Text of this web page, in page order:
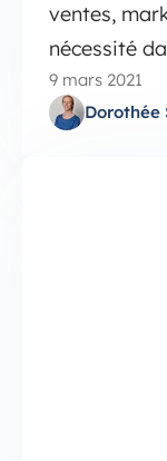
ventes,
nécessité
9 mars 2021
Dorothée